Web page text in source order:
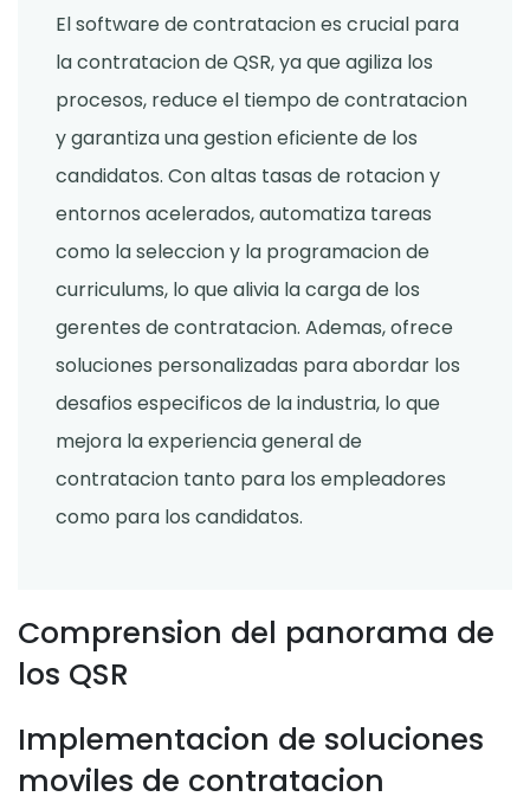
El software de contratacion es crucial para
la contratacion de QSR, ya que agiliza los
procesos, reduce el tiempo de contratacion
y garantiza una gestion eficiente de los
candidatos. Con altas tasas de rotacion y
entornos acelerados, automatiza tareas
como la seleccion y la programacion de
curriculums, lo que alivia la carga de los
gerentes de contratacion. Ademas, ofrece
soluciones personalizadas para abordar los
desafios especificos de la industria, lo que
mejora la experiencia general de
contratacion tanto para los empleadores
como para los candidatos.
Comprension del panorama de
los QSR
Implementacion de soluciones
moviles de contratacion